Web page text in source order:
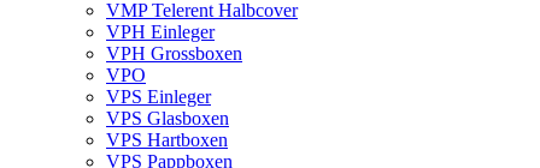
VMP Telerent Halbcover
VPH Einleger
VPH Grossboxen
VPO
VPS Einleger
VPS Glasboxen
VPS Hartboxen
VPS Pappboxen